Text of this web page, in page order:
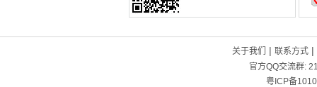
关于我们 | 联系方式|
官方QQ交流群:
粤ICP备